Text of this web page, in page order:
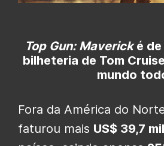
Top Gun: Maverické de
bilheteria de Tom
mundo
Fora da América do
faturou mais US$ 39,7